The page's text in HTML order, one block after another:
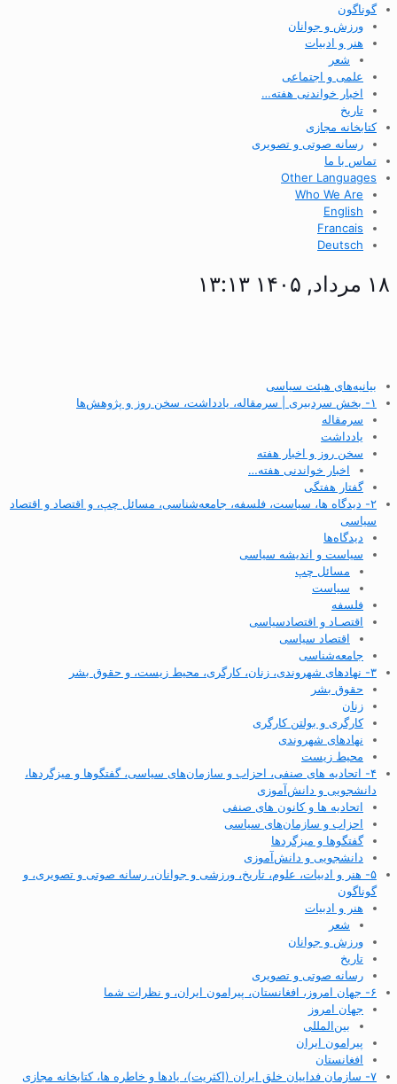
گوناگون
ورزش و جوانان
هنر و ادبیات
شعر
علمی و اجتماعی
اخبار خواندنی هفته…
تاریخ
کتابخانه مجازی
رسانه صوتی و تصویری
تماس با ما
Other Languages
Who We Are
English
Francais
Deutsch
۱۸ مرداد, ۱۴۰۵ ۱۳:۱۳
بیانیه‌های هیئت سیاسی
۱- بخش سردبیری | سرمقاله، یادداشت، سخن روز و پژوهش‌ها
سرمقاله
یادداشت
سخن روز و اخبار هفته
اخبار خواندنی هفته…
گفتار هفتگی
۲- دیدگاه ها، سیاست، فلسفه، جامعه‌شناسی، مسائل چپ، و اقتصاد و اقتصاد
سیاسی
دیدگاه‌ها
سیاست و اندیشه سیاسی
مسائل چپ
سیاست
فلسفه
اقتصـاد و اقتصاد‌سیاسی
اقتصاد سیاسی
جامعه‌شناسی
۳- نهادهای شهروندی، زنان، کارگری، محیط زیست، و حقوق بشر
حقوق بشر
زنان
کارگری و بولتن کارگری
نهادهای شهروندی
محیط زیست
۴- اتحادیه های صنفی، احزاب و سازمان‌های سیاسی، گفتگوها و میزگردها،
دانشجویی و دانش‌آموزی
اتحادیه ها و کانون های صنفی
احزاب و سازمان‌های سیاسی
گفتگوها و میزگردها
دانشجویی و دانش‌آموزی
۵- هنر و ادبیات، علوم، تاریخ، ورزشی و جوانان، رسانه صوتی و تصویری، و
گوناگون
هنر و ادبیات
شعر
ورزش و جوانان
تاریخ
رسانه صوتی و تصویری
۶- جهان امروز، افغانستان، پیرامون ایران، و نظرات شما
جهان امروز
بین‌المللی
پیرامون ایران
افغانستان
۷- سازمان فداییان خلق ایران (اکثریت)، یادها و خاطره ها، کتابخانه مجازی